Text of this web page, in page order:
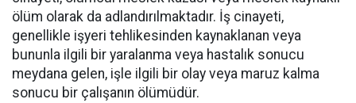
ölüm olarak da adlandırılmaktadır. İş cinayeti,
genellikle işyeri tehlikesinden kaynaklanan veya
bununla ilgili bir yaralanma veya hastalık sonucu
meydana gelen, işle ilgili bir olay veya maruz kalma
sonucu bir çalışanın ölümüdür.